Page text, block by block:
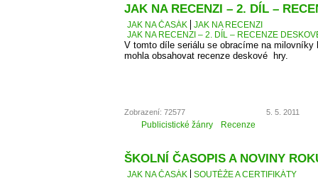
JAK NA RECENZI – 2. DÍL –
JAK NA ČASÁK
JAK NA RECENZI
JAK NA RECENZI – 2. DÍL – RECENZE
V tomto díle seriálu se obracíme na milovníky
mohla obsahovat recenze deskové hry.
Zobrazení: 72577 5. 5. 2011
Publicistické žánry Recenze
ŠKOLNÍ ČASOPIS A NOVINY
JAK NA ČASÁK
SOUTĚŽE A CERTIFIKÁTY